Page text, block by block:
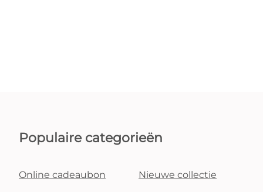
Populaire categorieën
Online cadeaubon Nieuwe collectie